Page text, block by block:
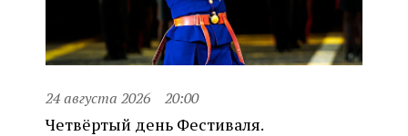
24 августа 2026 20:00
Четвёртый день Фестиваля.